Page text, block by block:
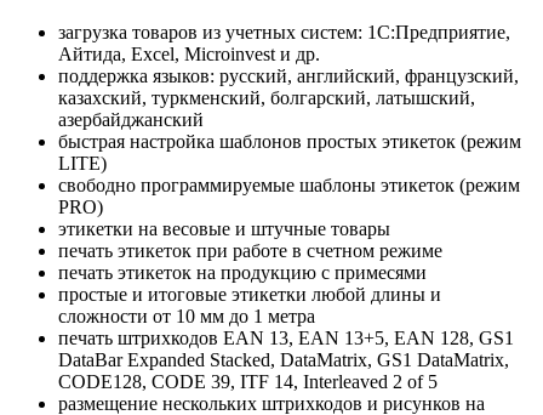
загрузка товаров из учетных систем: 1С:Предприятие,
Айтида, Excel, Microinvest и др.
поддержка языков: русский, английский, французский,
казахский, туркменский, болгарский, латышский,
азербайджанский
быстрая настройка шаблонов простых этикеток (режим
LITE)
свободно программируемые шаблоны этикеток (режим
PRO)
этикетки на весовые и штучные товары
печать этикеток при работе в счетном режиме
печать этикеток на продукцию с примесями
простые и итоговые этикетки любой длины и
сложности от 10 мм до 1 метра
печать штрихкодов EAN 13, EAN 13+5, EAN 128, GS1
DataBar Expanded Stacked, DataMatrix, GS1 DataMatrix,
CODE128, CODE 39, ITF 14, Interleaved 2 of 5
размещение нескольких штрихкодов и рисунков на